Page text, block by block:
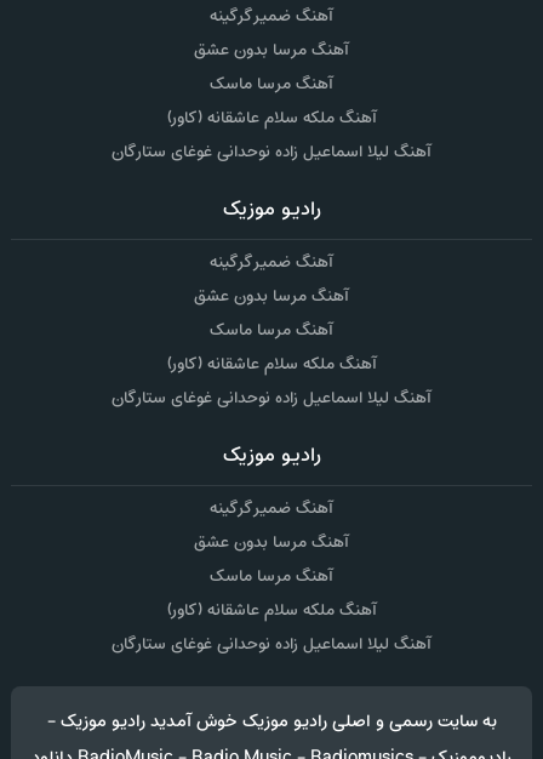
آهنگ ضمیر گرگینه
آهنگ مرسا بدون عشق
آهنگ مرسا ماسک
آهنگ ملکه سلام عاشقانه (کاور)
آهنگ لیلا اسماعیل زاده نوحدانی غوغای ستارگان
رادیو موزیک
آهنگ ضمیر گرگینه
آهنگ مرسا بدون عشق
آهنگ مرسا ماسک
آهنگ ملکه سلام عاشقانه (کاور)
آهنگ لیلا اسماعیل زاده نوحدانی غوغای ستارگان
رادیو موزیک
آهنگ ضمیر گرگینه
آهنگ مرسا بدون عشق
آهنگ مرسا ماسک
آهنگ ملکه سلام عاشقانه (کاور)
آهنگ لیلا اسماعیل زاده نوحدانی غوغای ستارگان
به سایت رسمی و اصلی رادیو موزیک خوش آمدید رادیو موزیک -